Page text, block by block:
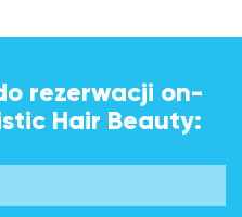
rezerwacji on-
Hair Beauty: